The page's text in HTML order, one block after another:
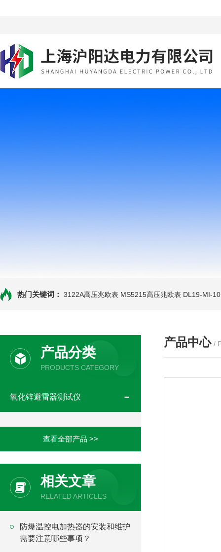
热门关键词： 3122A高压兆欧表 MS5215高压兆欧表 DL19-MI-
产品分类
PRODUCTS CATEGORY
氧化锌避雷器测试仪
查看全部产品 >>
相关文章
RELATED ARTICLES
防爆温控电加热器的安装和维护
需要注意哪些事项？
产品中心 /